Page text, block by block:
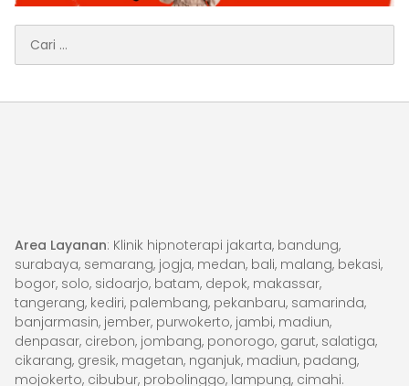
untuk:
Area Layanan: Klinik hipnoterapi jakarta, bandung,
surabaya, semarang, jogja, medan, bali, malang, bekasi,
bogor, solo, sidoarjo, batam, depok, makassar,
tangerang, kediri, palembang, pekanbaru, samarinda,
banjarmasin, jember, purwokerto, jambi, madiun,
denpasar, cirebon, jombang, ponorogo, garut, salatiga,
cikarang, gresik, magetan, nganjuk, madiun, padang,
mojokerto, cibubur, probolinggo, lampung, cimahi.